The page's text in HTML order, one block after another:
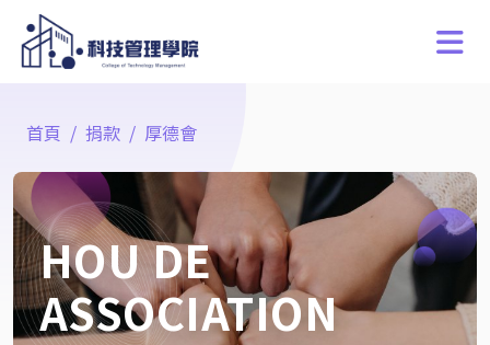
首頁 捐款 厚德會
HOU DE
ASSOCIATION